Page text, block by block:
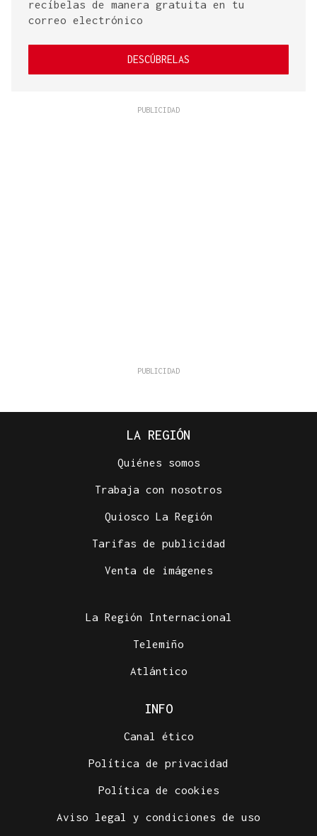
recíbelas de manera gratuita en tu
correo electrónico
DESCÚBRELAS
LA REGIÓN
Quiénes somos
Trabaja con nosotros
Quiosco La Región
Tarifas de publicidad
Venta de imágenes
La Región Internacional
Telemiño
Atlántico
INFO
Canal ético
Política de privacidad
Política de cookies
Aviso legal y condiciones de uso